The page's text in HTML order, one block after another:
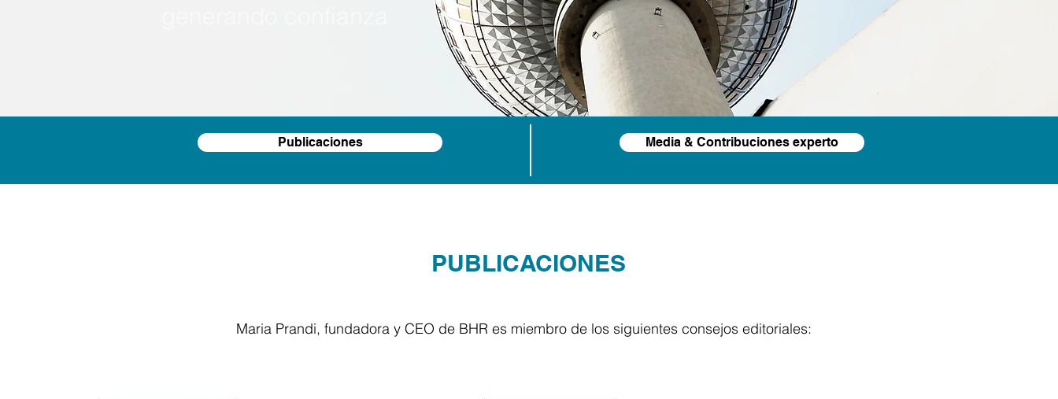
Publicaciones Media & Contribuciones experto
PUBLICACIONES
Maria Prandi, fundadora y CEO de BHR es miembro de los siguientes consejos editoriales: